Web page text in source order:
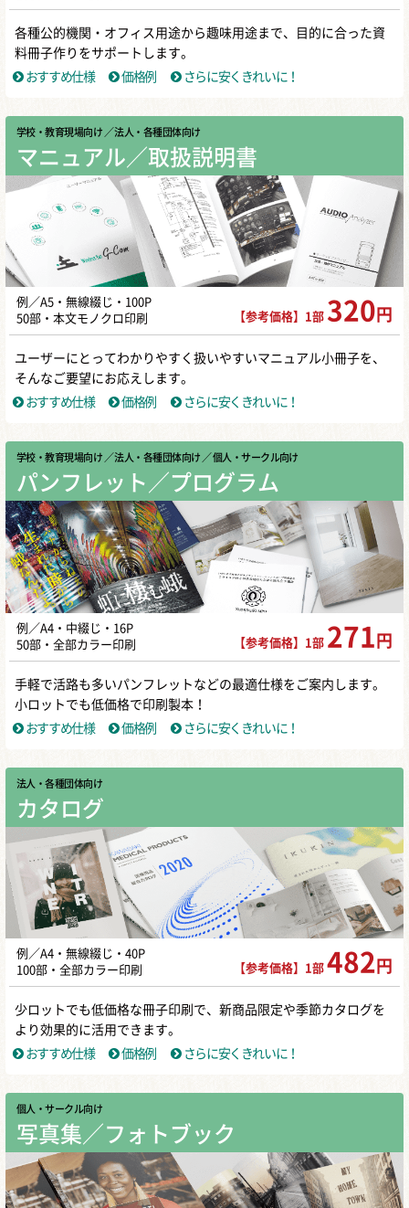
各種公的機関・オフィス用途から趣味用途まで、目的に合った資
料冊子作りをサポートします。
おすすめ仕様
価格例 さらに安くきれいに！
学校・教育現場向け ／ 法人・各種団体向け
マニュアル／取扱説明書
例／A5・無線綴じ・100P
50部・本文モノクロ印刷
【参考価格】1部 320 円
ユーザーにとってわかりやすく扱いやすいマニュアル小冊子を、
そんなご要望にお応えします。
おすすめ仕様
価格例 さらに安くきれいに！
学校・教育現場向け ／ 法人・各種団体向け ／ 個人・サークル向け
パンフレット／プログラム
例／A4・中綴じ・16P
50部・全部カラー印刷
【参考価格】1部 271 円
手軽で活路も多いパンフレットなどの最適仕様をご案内します。
小ロットでも低価格で印刷製本！
おすすめ仕様
価格例 さらに安くきれいに！
法人・各種団体向け
カタログ
例／A4・無線綴じ・40P
100部・全部カラー印刷
【参考価格】1部 482 円
少ロットでも低価格な冊子印刷で、新商品限定や季節カタログを
より効果的に活用できます。
おすすめ仕様
価格例 さらに安くきれいに！
個人・サークル向け
写真集／フォトブック